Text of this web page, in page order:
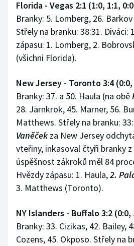
Florida - Vegas 2:1 (1:0, 1:1,
Branky: 5. Lomberg, 26.
Střely na branku: 38:31. Diváci:
zápasu: 1. Lomberg, 2.
(všichni Florida).
New Jersey - Toronto 3:4 (0:0,
Branky: 37. a 50. Haula (na obě
28. Järnkrok, 45. Marner, 56.
Matthews. Střely na branku:
Vaněček za New Jersey
vteřiny, inkasoval čtyři branky
úspěšnost zákroků měl 84
Hvězdy zápasu: 1. Haula,2.
3. Matthews (Toronto).
NY Islanders - Buffalo 3:2 (0:0,
Branky: 33. Cizikas, 42. Bailey,
Cozens, 45. Okposo. Střely na